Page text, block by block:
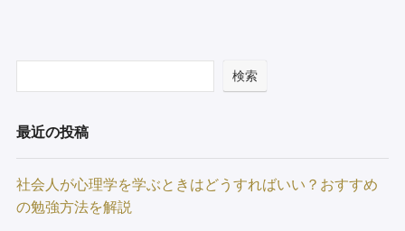
検索
最近の投稿
社会人が心理学を学ぶときはどうすればいい？おすすめ
の勉強方法を解説